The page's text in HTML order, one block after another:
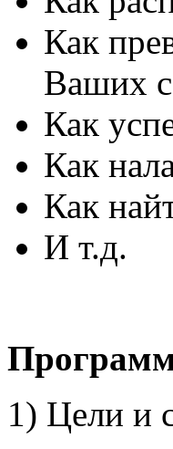
Как
Ваших
Как
Как
Как
И т.д.
1) Цели и